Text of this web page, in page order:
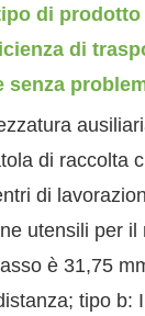
di
di
senza
di raccolta
di
utensili per
è 31,75
tipo b: